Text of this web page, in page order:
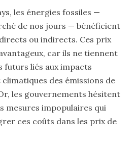
les énergies fossiles —
de nos jours — bénéficient
ou indirects. Ces prix
car ils ne tiennent
futurs liés aux impacts
des émissions de
les gouvernements hésitent
mesures impopulaires qui
ces coûts dans les prix de